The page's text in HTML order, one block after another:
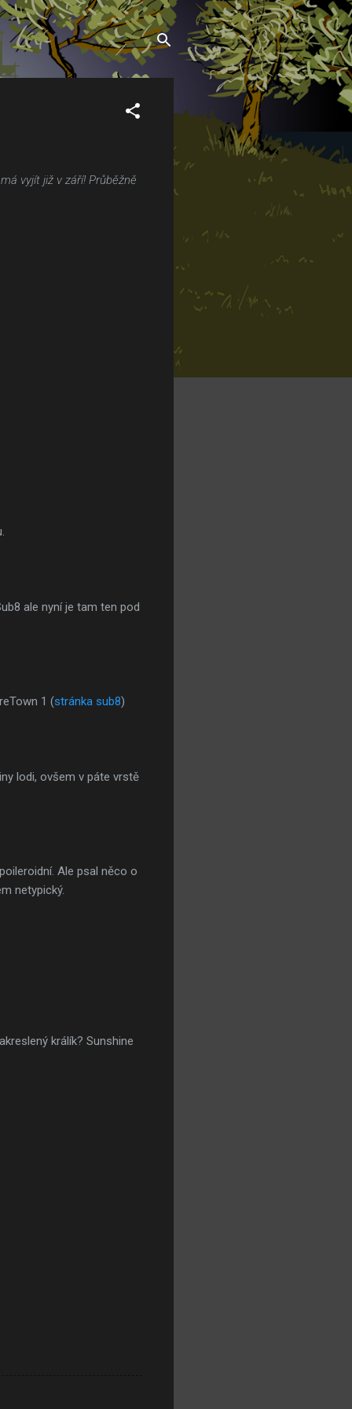
vyjít již v září! Průběžně
ale nyní je tam ten pod
1 (stránka sub8)
lodi, ovšem v páte vrstě
Ale psal něco o
netypický.
králík? Sunshine